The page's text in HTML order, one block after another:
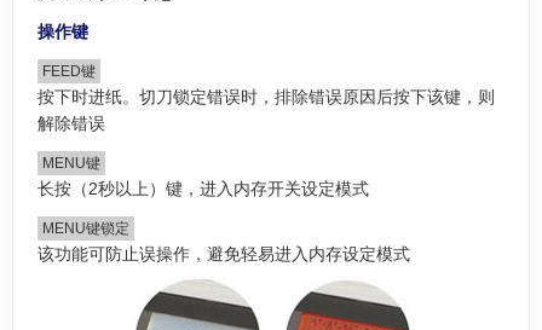
操作键
FEED键
按下时进纸。切刀锁定错误时，排除错误原因后按下该键，则
解除错误
MENU键
长按（2秒以上）键，进入内存开关设定模式
MENU键锁定
该功能可防止误操作，避免轻易进入内存设定模式